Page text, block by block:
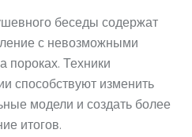
беседы содержат
с невозможными
пороках. Техники
способствуют изменить
модели и создать более
итогов.